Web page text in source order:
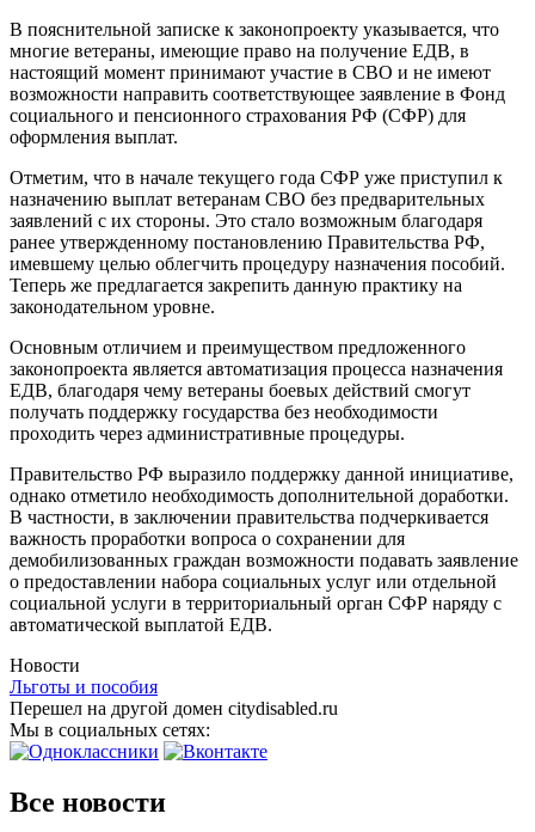
В пояснительной записке к законопроекту указывается, что
многие ветераны, имеющие право на получение ЕДВ, в
настоящий момент принимают участие в СВО и не имеют
возможности направить соответствующее заявление в Фонд
социального и пенсионного страхования РФ (СФР) для
оформления выплат.
Отметим, что в начале текущего года СФР уже приступил к
назначению выплат ветеранам СВО без предварительных
заявлений с их стороны. Это стало возможным благодаря
ранее утвержденному постановлению Правительства РФ,
имевшему целью облегчить процедуру назначения пособий.
Теперь же предлагается закрепить данную практику на
законодательном уровне.
Основным отличием и преимуществом предложенного
законопроекта является автоматизация процесса назначения
ЕДВ, благодаря чему ветераны боевых действий смогут
получать поддержку государства без необходимости
проходить через административные процедуры.
Правительство РФ выразило поддержку данной инициативе,
однако отметило необходимость дополнительной доработки.
В частности, в заключении правительства подчеркивается
важность проработки вопроса о сохранении для
демобилизованных граждан возможности подавать заявление
о предоставлении набора социальных услуг или отдельной
социальной услуги в территориальный орган СФР наряду с
автоматической выплатой ЕДВ.
Новости
Льготы и пособия
Перешел на другой домен citydisabled.ru
Мы в социальных сетях:
Все новости